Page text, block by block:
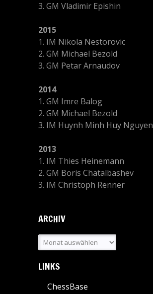
3. GM Vladimir Epishin
2015
1. IM Nikola Nestorovic
2. GM Michael Bezold
3. GM Petar Arnaudov
2014
1. GM Imre Balog
2. GM Michael Bezold
3. IM Huynh Minh Huy Nguyen
2013
1. IM Thies Heinemann
2. GM Boris Chatalbashev
3. IM Christoph Renner
ARCHIV
Archiv
LINKS
ChessBase